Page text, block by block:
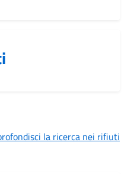
la ricerca nei rifiuti